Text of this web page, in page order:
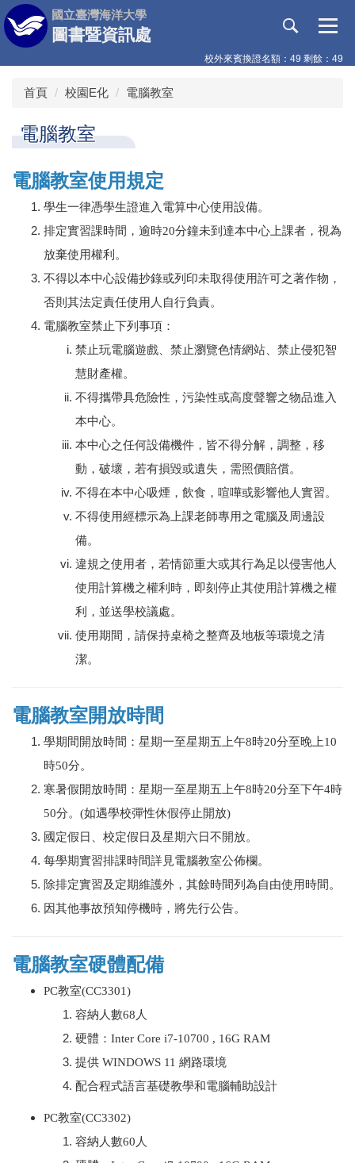
跳
到
主
要
國立臺灣海洋大學
圖書暨資訊處
校外來賓換證名額：49 剩餘：49
首頁 校園E化 電腦教室
電腦教室
電腦教室使用規定
學生一律憑學生證進入電算中心使用設備。
排定實習課時間，逾時20分鐘未到達本中心上課者，視為
放棄使用權利。
不得以本中心設備抄錄或列印未取得使用許可之著作物，
否則其法定責任使用人自行負責。
電腦教室禁止下列事項：
禁止玩電腦遊戲、禁止瀏覽色情網站、禁止侵犯智
慧財產權。
不得攜帶具危險性，污染性或高度聲響之物品進入
本中心。
本中心之任何設備機件，皆不得分解，調整，移
動，破壞，若有損毀或遺失，需照價賠償。
不得在本中心吸煙，飲食，喧嘩或影響他人實習。
不得使用經標示為上課老師專用之電腦及周邊設
備。
違規之使用者，若情節重大或其行為足以侵害他人
使用計算機之權利時，即刻停止其使用計算機之權
利，並送學校議處。
使用期間，請保持桌椅之整齊及地板等環境之清
潔。
電腦教室開放時間
學期間開放時間：星期一至星期五上午8時20分至晚上10
時50分。
寒暑假開放時間：星期一至星期五上午8時20分至下午4時
50分。(如遇學校彈性休假停止開放)
國定假日、校定假日及星期六日不開放。
每學期實習排課時間詳見電腦教室公佈欄。
除排定實習及定期維護外，其餘時間列為自由使用時間。
因其他事故預知停機時，將先行公告。
電腦教室硬體配備
PC教室(CC3301)
容納人數68人
硬體：Inter Core i7-10700 , 16G RAM
提供 WINDOWS 11 網路環境
配合程式語言基礎教學和電腦輔助設計
PC教室(CC3302)
容納人數60人